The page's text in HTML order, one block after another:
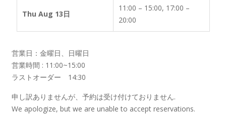
Thu Aug 13日
11:00 – 15:00, 17:00 –
20:00
営業日：金曜日、日曜日
営業時間 : 11:00~15:00
ラストオーダー 14:30
申し訳ありませんが、予約は受け付けておりません.
We apologize, but we are unable to accept reservations.